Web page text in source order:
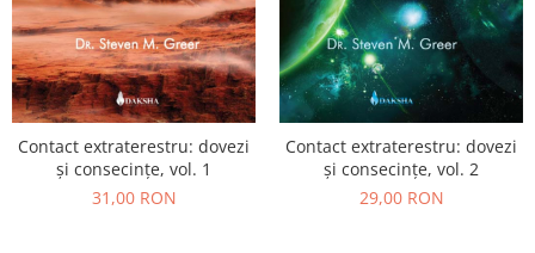
Contact extraterestru: dovezi
și consecințe, vol. 1
31,00 RON
Contact extraterestru: dovezi
și consecințe, vol. 2
29,00 RON